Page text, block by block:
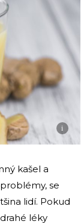
i
kašel a
se
lidí. Pokud
léky